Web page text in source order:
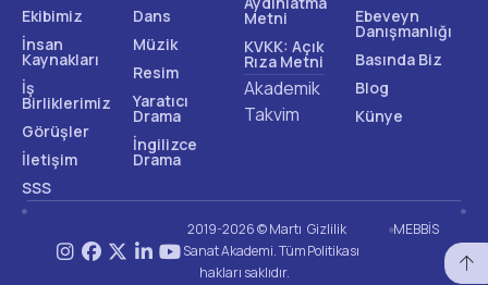
Ekibimiz
İnsan
Kaynakları
İş
Birliklerimiz
Görüşler
İletişim
SSS
Dans
Müzik
Resim
Yaratıcı
Drama
İngilizce
Drama
Metni
KVKK: Açık
Rıza Metni
Akademik
Takvim
Ebeveyn
Danışmanlığı
Basında Biz
Blog
Künye
2019-2026 © Martı
Sanat Akademi. Tüm
hakları saklıdır.
Gizlilik
Politikası
MEBBİS